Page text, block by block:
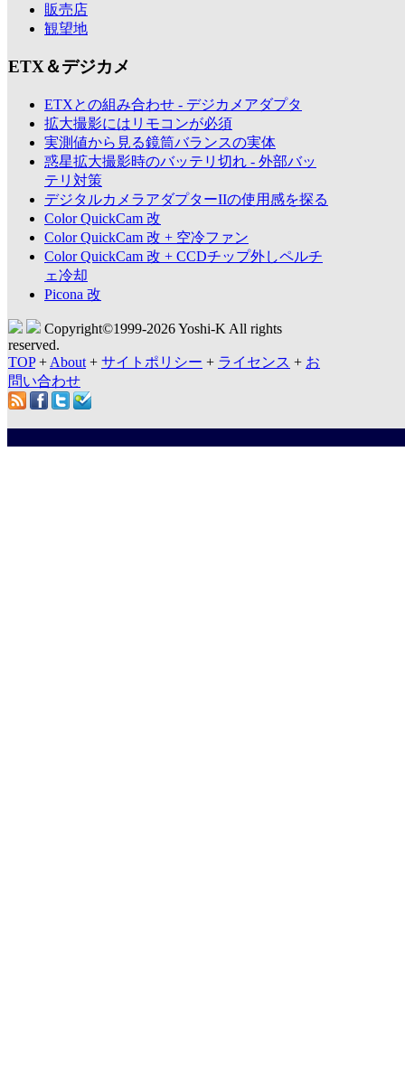
販売店
観望地
ETX＆デジカメ
ETXとの組み合わせ - デジカメアダプタ
拡大撮影にはリモコンが必須
実測値から見る鏡筒バランスの実体
惑星拡大撮影時のバッテリ切れ - 外部バッ
テリ対策
デジタルカメラアダプターIIの使用感を探る
Color QuickCam 改
Color QuickCam 改 + 空冷ファン
Color QuickCam 改 + CCDチップ外しペルチ
ェ冷却
Picona 改
Copyright©1999-2026 Yoshi-K All rights
reserved.
TOP+ About + サイトポリシー + ライセンス + お
問い合わせ